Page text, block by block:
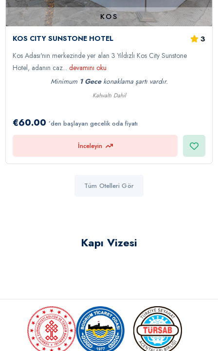
KOS
KOS CITY SUNSTONE HOTEL 3
Kos Adası'nın merkezinde yer alan 3 Yıldızlı Kos City Sunstone
Hotel, adanın caz...devamını oku
Minimum 1 Gecekonaklama şartı vardır.
Kahvaltı Dahil
€60.00 ’den başlayan gecelik oda fiyatı
İnceleyin
Tüm Otelleri Gör
Kapı Vizesi